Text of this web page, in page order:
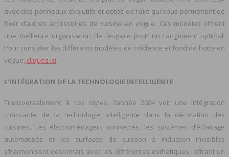
avec des panneaux évolutifs et dotés de rails qui vous permettent de
fixer d’autres accessoires de cuisine en vogue. Ces modèles offrent
une meilleure organisation de l’espace pour un rangement optimal.
Pour consulter les différents modèles de crédence et fond de hotte en
vogue, cliquez ici.
L’INTÉGRATION DE LA TECHNOLOGIE INTELLIGENTE
Transversalement à ces styles, l’année 2024 voit une intégration
croissante de la technologie intelligente dans la décoration des
cuisines. Les électroménagers connectés, les systèmes d’éclairage
automatisés et les surfaces de cuisson à induction invisibles
s’harmonisent désormais avec les différentes esthétiques, offrant un